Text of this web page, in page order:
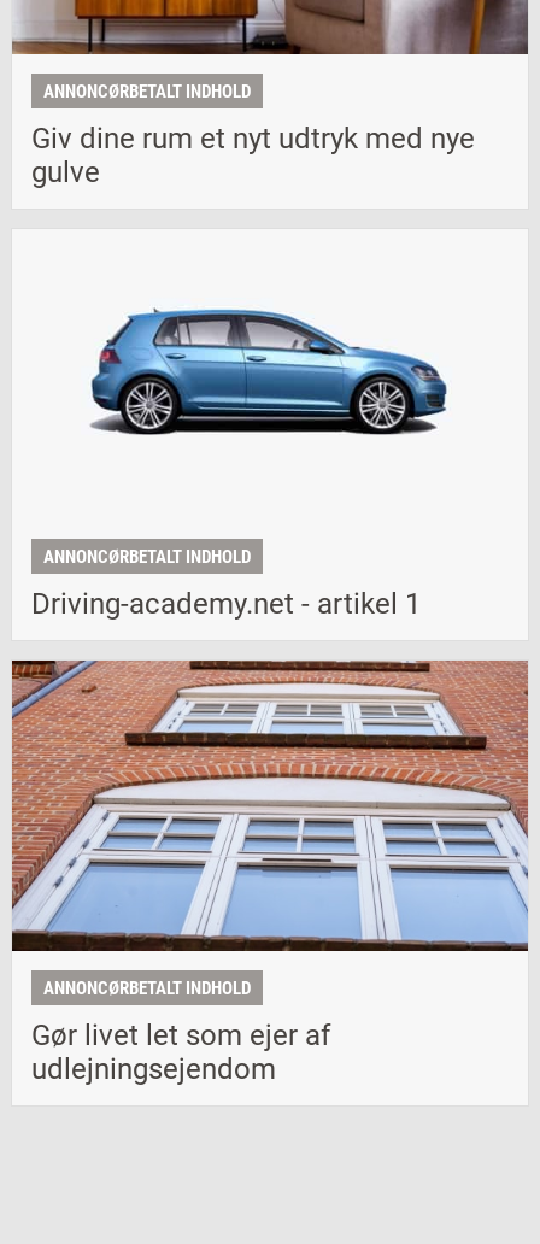
ANNONCØRBETALT INDHOLD
Giv dine rum et nyt udtryk med nye
gulve
ANNONCØRBETALT INDHOLD
Driving-academy.net - artikel 1
ANNONCØRBETALT INDHOLD
Gør livet let som ejer af
udlejningsejendom